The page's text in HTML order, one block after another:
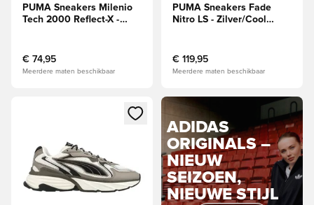
PUMA Sneakers Milenio
Tech 2000 Reflect-X -
€ 74,95
Meerdere maten beschikbaar
PUMA Sneakers Fade
Nitro LS - Zilver/Cool
€ 119,95
Meerdere maten beschikbaar
Opent een venster om in te loggen of je aan te melden als
ADIDAS
ORIGINALS –
NIEUW
SEIZOEN,
NIEUWE STIJL